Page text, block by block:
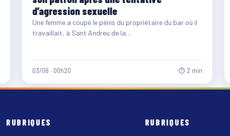
d’agression sexuelle
Une femme a coupé le pénis du propriétaire du bar où il
travaillait, à Sant Andreu de la…
03/06 · 00h20 ⏱ 2 min
RUBRIQUES RUBRIQUES